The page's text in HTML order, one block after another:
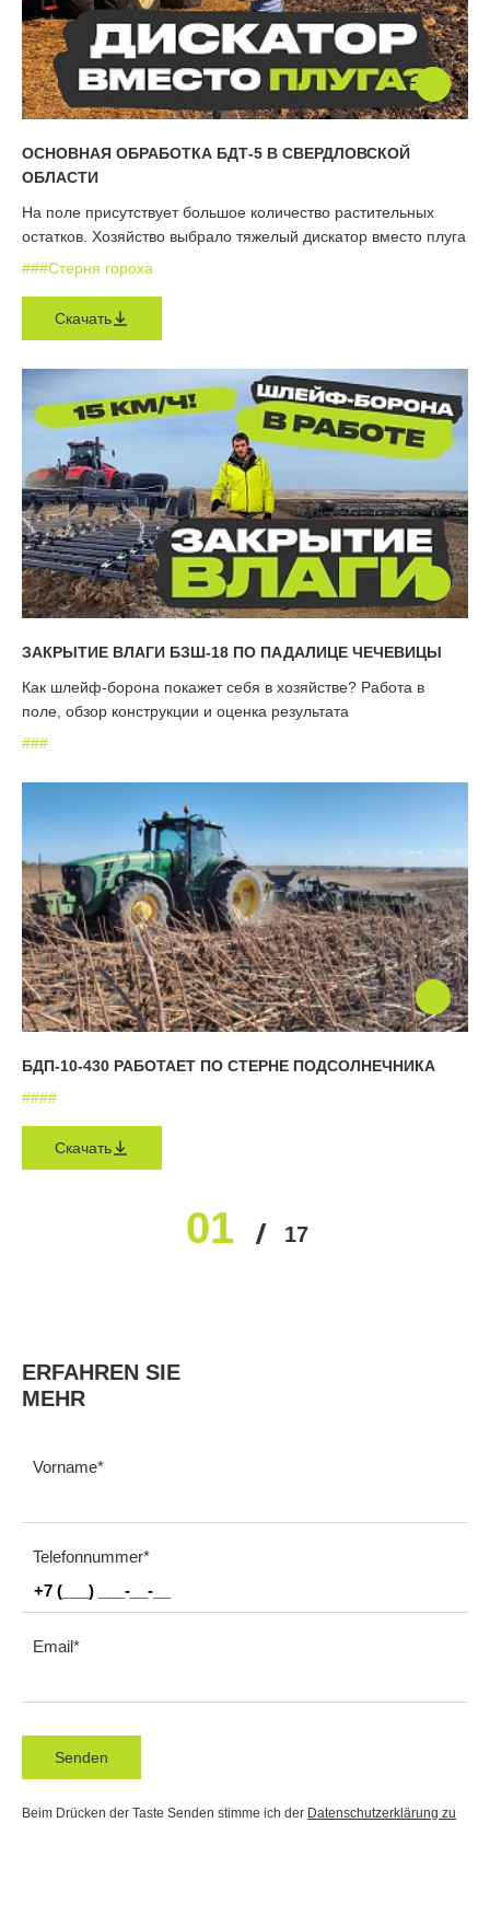
ОСНОВНАЯ ОБРАБОТКА БДТ-5 В СВЕРДЛОВСКОЙ
ОБЛАСТИ
На поле присутствует большое количество растительных
остатков. Хозяйство выбрало тяжелый дискатор вместо плуга
###Стерня гороха
Скачать
ЗАКРЫТИЕ ВЛАГИ БЗШ-18 ПО ПАДАЛИЦЕ ЧЕЧЕВИЦЫ
Как шлейф-борона покажет себя в хозяйстве? Работа в
поле, обзор конструкции и оценка результата
###
БДП-10-430 РАБОТАЕТ ПО СТЕРНЕ ПОДСОЛНЕЧНИКА
####
Скачать
01
0203 04 05…
17
ERFAHREN SIE
MEHR
Vorname
Telefonnummer
Email
Senden
Beim Drücken der Taste Senden stimme ich der Datenschutzerklärung zu